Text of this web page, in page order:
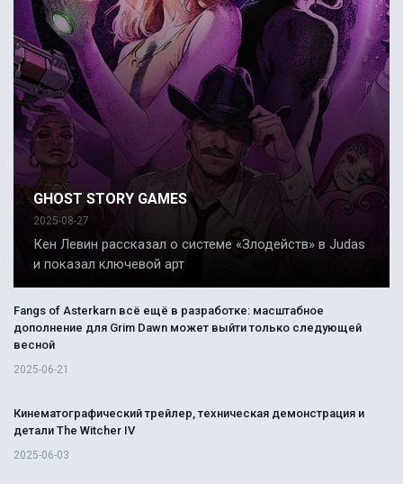
GHOST STORY GAMES
2025-08-27
Кен Левин рассказал о системе «Злодейств» в Judas
и показал ключевой арт
Fangs of Asterkarn всё ещё в разработке: масштабное
дополнение для Grim Dawn может выйти только следующей
весной
2025-06-21
Кинематографический трейлер, техническая демонстрация и
детали The Witcher IV
2025-06-03